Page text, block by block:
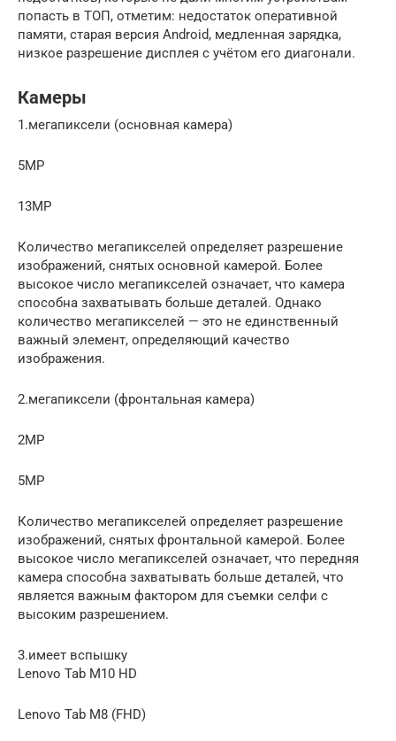
попасть в ТОП, отметим: недостаток оперативной
памяти, старая версия Android, медленная зарядка,
низкое разрешение дисплея с учётом его диагонали.
Камеры
1.мегапиксели (основная камера)
5MP
13MP
Количество мегапикселей определяет разрешение
изображений, снятых основной камерой. Более
высокое число мегапикселей означает, что камера
способна захватывать больше деталей. Однако
количество мегапикселей — это не единственный
важный элемент, определяющий качество
изображения.
2.мегапиксели (фронтальная камера)
2MP
5MP
Количество мегапикселей определяет разрешение
изображений, снятых фронтальной камерой. Более
высокое число мегапикселей означает, что передняя
камера способна захватывать больше деталей, что
является важным фактором для съемки селфи с
высоким разрешением.
3.имеет вспышку
Lenovo Tab M10 HD
Lenovo Tab M8 (FHD)